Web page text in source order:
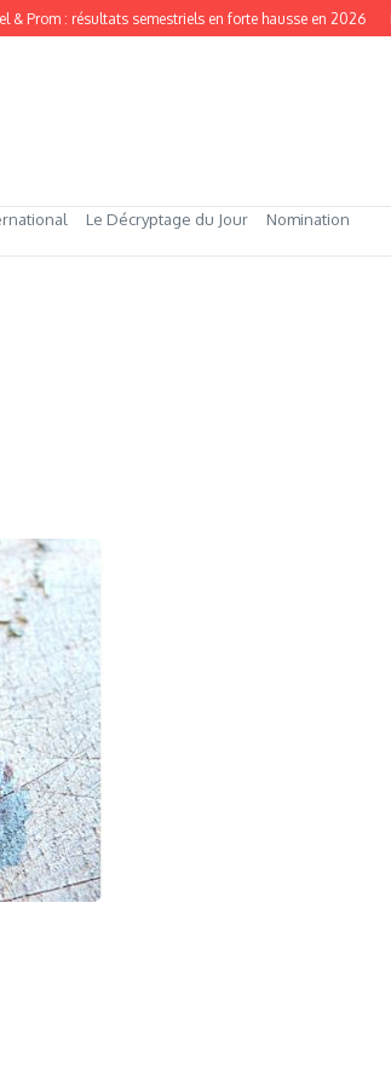
: résultats semestriels en forte hausse en 2026
Le Décryptage du Jour
Nomination